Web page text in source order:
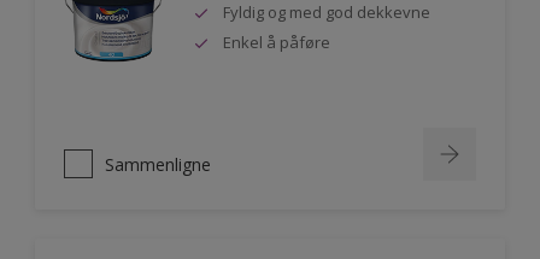
Fyldig og med god dekkevne
Enkel å påføre
Sammenligne